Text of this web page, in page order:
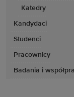
Katedry
Kandydaci
Studenci
Pracownicy
Badania i